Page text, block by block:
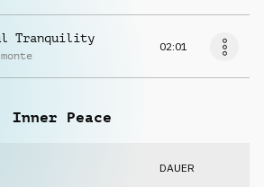
Tranquility
02:01
Inner Peace
DAUER